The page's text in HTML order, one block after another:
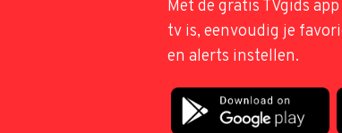
Met de gratis TVgids
tv is, eenvoudig je
en alerts instellen.